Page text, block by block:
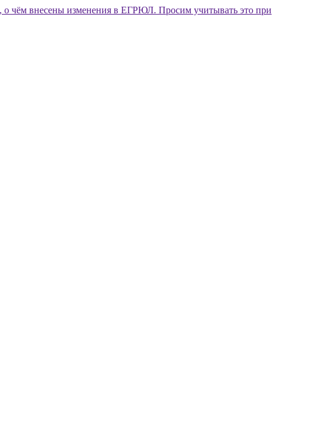
о чём внесены изменения в ЕГРЮЛ. Просим учитывать это при